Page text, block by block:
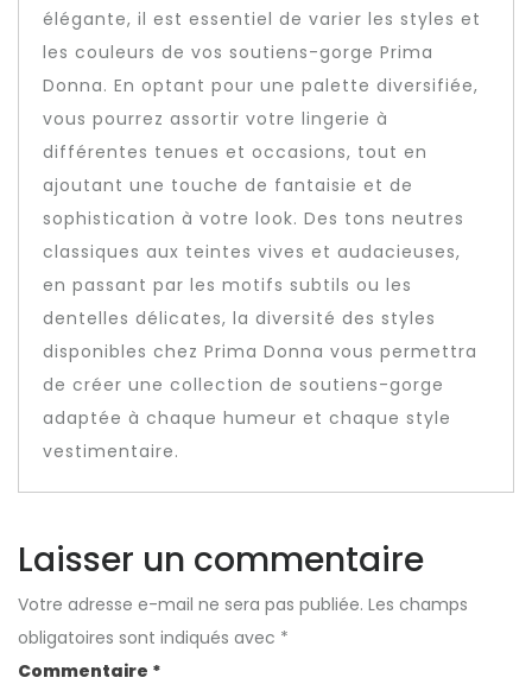
élégante, il est essentiel de varier les styles et
les couleurs de vos soutiens-gorge Prima
Donna. En optant pour une palette diversifiée,
vous pourrez assortir votre lingerie à
différentes tenues et occasions, tout en
ajoutant une touche de fantaisie et de
sophistication à votre look. Des tons neutres
classiques aux teintes vives et audacieuses,
en passant par les motifs subtils ou les
dentelles délicates, la diversité des styles
disponibles chez Prima Donna vous permettra
de créer une collection de soutiens-gorge
adaptée à chaque humeur et chaque style
vestimentaire.
Laisser un commentaire
Votre adresse e-mail ne sera pas publiée. Les champs
obligatoires sont indiqués avec *
Commentaire *